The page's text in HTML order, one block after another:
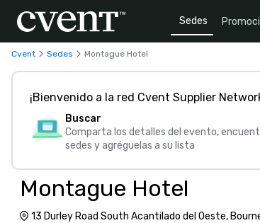
Sedes
Cvent Sedes Montague Hotel
¡Bienvenido a la red Cvent Supplier
Buscar
Comparta los detalles del evento,
sedes y agréguelas a su lista
Montague Hotel
13 Durley Road South Acantilado del Oeste,